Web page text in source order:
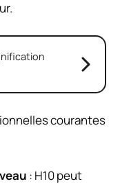
courantes
: H10 peut